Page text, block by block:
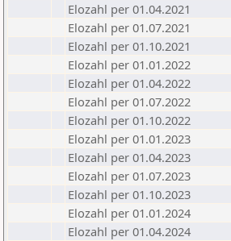
Elozahl per 01.04.2021
Elozahl per 01.07.2021
Elozahl per 01.10.2021
Elozahl per 01.01.2022
Elozahl per 01.04.2022
Elozahl per 01.07.2022
Elozahl per 01.10.2022
Elozahl per 01.01.2023
Elozahl per 01.04.2023
Elozahl per 01.07.2023
Elozahl per 01.10.2023
Elozahl per 01.01.2024
Elozahl per 01.04.2024